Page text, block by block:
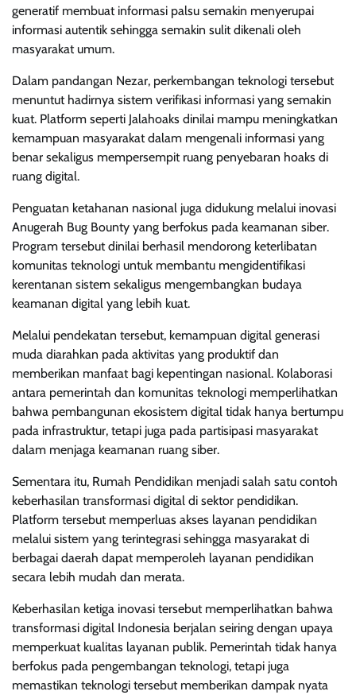
generatif membuat informasi palsu semakin menyerupai
informasi autentik sehingga semakin sulit dikenali oleh
masyarakat umum.
Dalam pandangan Nezar, perkembangan teknologi tersebut
menuntut hadirnya sistem verifikasi informasi yang semakin
kuat. Platform seperti Jalahoaks dinilai mampu meningkatkan
kemampuan masyarakat dalam mengenali informasi yang
benar sekaligus mempersempit ruang penyebaran hoaks di
ruang digital.
Penguatan ketahanan nasional juga didukung melalui inovasi
Anugerah Bug Bounty yang berfokus pada keamanan siber.
Program tersebut dinilai berhasil mendorong keterlibatan
komunitas teknologi untuk membantu mengidentifikasi
kerentanan sistem sekaligus mengembangkan budaya
keamanan digital yang lebih kuat.
Melalui pendekatan tersebut, kemampuan digital generasi
muda diarahkan pada aktivitas yang produktif dan
memberikan manfaat bagi kepentingan nasional. Kolaborasi
antara pemerintah dan komunitas teknologi memperlihatkan
bahwa pembangunan ekosistem digital tidak hanya bertumpu
pada infrastruktur, tetapi juga pada partisipasi masyarakat
dalam menjaga keamanan ruang siber.
Sementara itu, Rumah Pendidikan menjadi salah satu contoh
keberhasilan transformasi digital di sektor pendidikan.
Platform tersebut memperluas akses layanan pendidikan
melalui sistem yang terintegrasi sehingga masyarakat di
berbagai daerah dapat memperoleh layanan pendidikan
secara lebih mudah dan merata.
Keberhasilan ketiga inovasi tersebut memperlihatkan bahwa
transformasi digital Indonesia berjalan seiring dengan upaya
memperkuat kualitas layanan publik. Pemerintah tidak hanya
berfokus pada pengembangan teknologi, tetapi juga
memastikan teknologi tersebut memberikan dampak nyata